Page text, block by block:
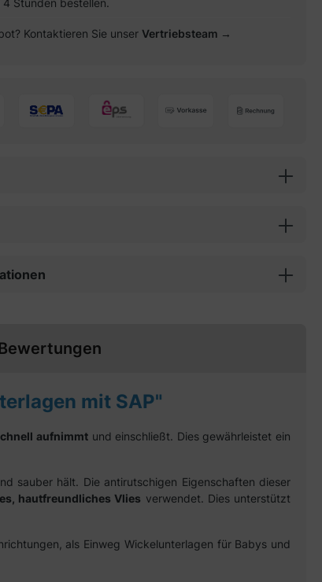
Stunden bestellen.
Kontaktieren Sie unser Vertriebsteam →
mit SAP"
aufnimmt und einschließt. Dies gewährleistet ein
sauber hält. Die antirutschigen Eigenschaften dieser
hautfreundliches Vlies verwendet. Dies unterstützt
als Einweg Wickelunterlagen für Babys und